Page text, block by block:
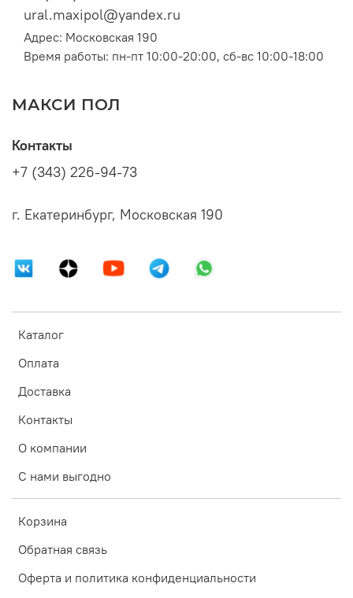
ural.maxipol@yandex.ru
Адрес: Московская 190
Время работы: пн-пт 10:00-20:00, сб-вс 10:00-18:00
МАКСИ ПОЛ
Каталог
Оплата
Доставка
Контакты
О компании
С нами выгодно
Корзина
Обратная связь
Оферта и политика конфиденциальности
Контакты
+7 (343) 226-94-73
г. Екатеринбург, Московская 190